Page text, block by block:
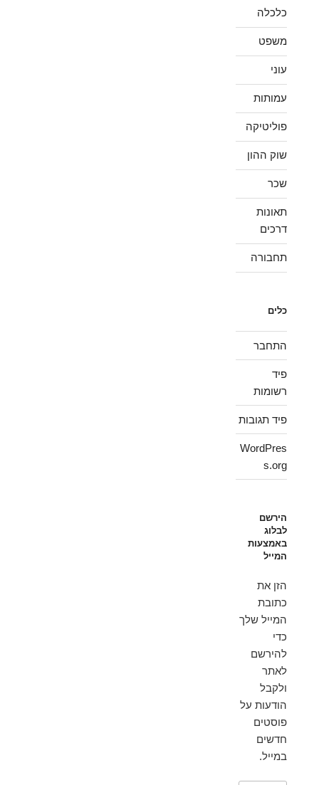
כלכלה
משפט
עוני
עמותות
פוליטיקה
שוק ההון
שכר
תאונות
דרכים
תחבורה
כלים
התחבר
פיד
רשומות
פיד תגובות
WordPres
s.org
הירשם
לבלוג
באמצעות
המייל
הזן את
כתובת
המייל שלך
כדי
להירשם
לאתר
ולקבל
הודעות על
פוסטים
חדשים
במייל.